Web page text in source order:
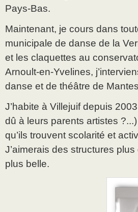
Pays-Bas.
Maintenant, je cours dans
municipale de danse de la
et les claquettes au
Arnoult-en-Yvelines,
danse et de théâtre de
J’habite à Villejuif depuis
dû à leurs parents artistes
qu’ils trouvent scolarité et
J’aimerais des structures
plus belle.